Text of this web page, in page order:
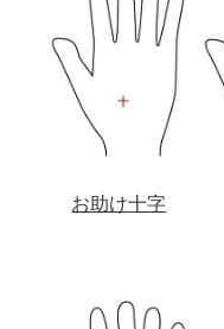
お助け十字